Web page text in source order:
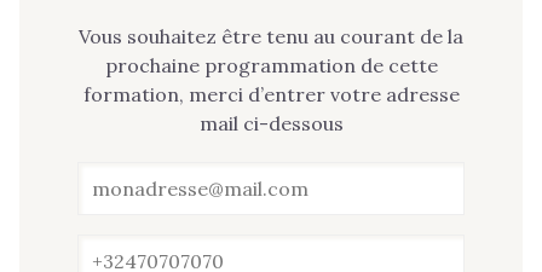
Vous souhaitez être tenu au courant de la
prochaine programmation de cette
formation, merci d’entrer votre adresse
mail ci-dessous